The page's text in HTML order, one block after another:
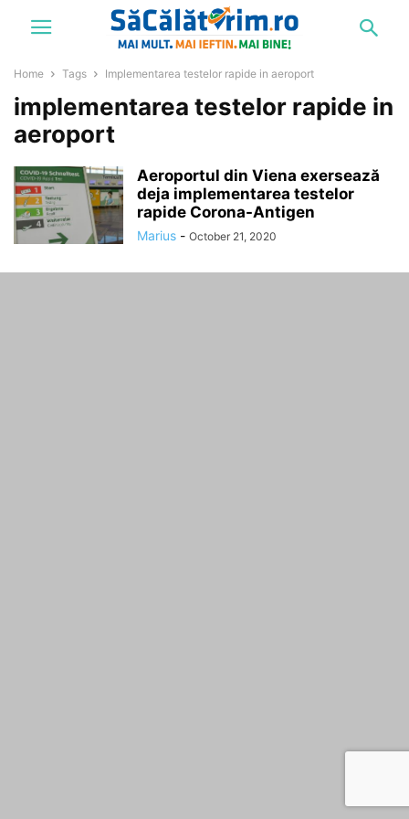
Home Tags Implementarea testelor rapide in aeroport
implementarea testelor rapide in
aeroport
Aeroportul din Viena exersează
deja implementarea testelor
rapide Corona-Antigen
Marius - October 21, 2020